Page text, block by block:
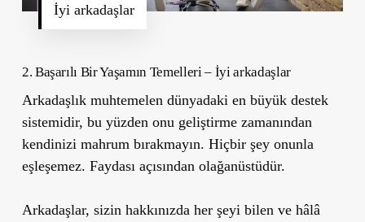
İyi arkadaşlar
2. Başarılı Bir Yaşamın Temelleri – İyi arkadaşlar
Arkadaşlık muhtemelen dünyadaki en büyük destek
sistemidir, bu yüzden onu geliştirme zamanından
kendinizi mahrum bırakmayın. Hiçbir şey onunla
eşleşemez. Faydası açısından olağanüstüdür.
Arkadaşlar, sizin hakkınızda her şeyi bilen ve hâlâ